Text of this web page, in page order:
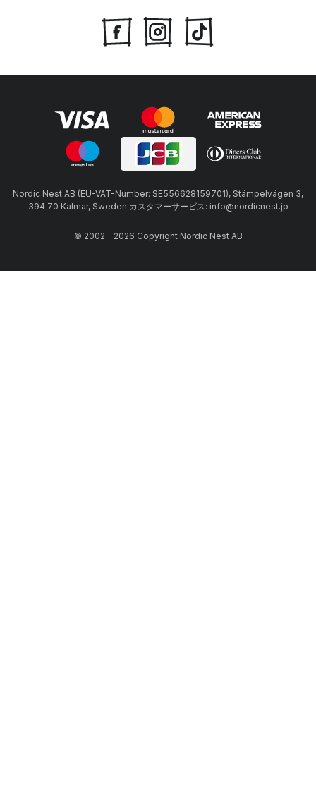
Nordic Nest AB (EU-VAT-Number: SE556628159701), Stämpelvägen 3,
394 70 Kalmar, Sweden カスタマーサービス: info@nordicnest.jp
© 2002 - 2026 Copyright Nordic Nest AB